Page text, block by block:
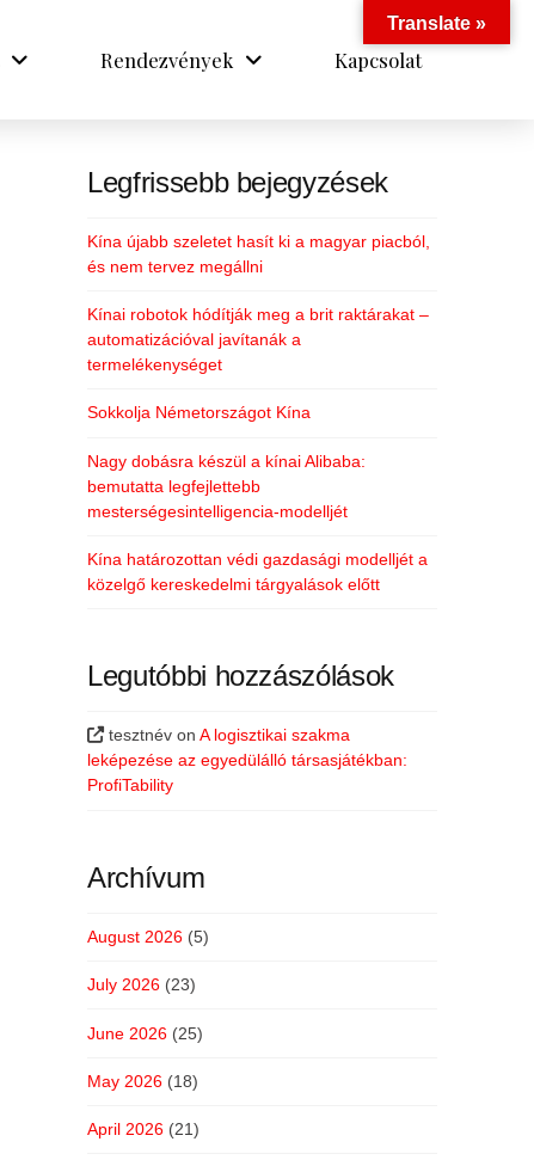
Rendezvények Kapcsolat
Legfrissebb bejegyzések
Kína újabb szeletet hasít ki a magyar piacból,
és nem tervez megállni
Kínai robotok hódítják meg a brit raktárakat –
automatizációval javítanák a
termelékenységet
Sokkolja Németországot Kína
Nagy dobásra készül a kínai Alibaba:
bemutatta legfejlettebb
mesterségesintelligencia-modelljét
Kína határozottan védi gazdasági modelljét a
közelgő kereskedelmi tárgyalások előtt
Legutóbbi hozzászólások
tesztnév onA logisztikai szakma
leképezése az egyedülálló társasjátékban:
ProfiTability
Archívum
August 2026 (5)
July 2026 (23)
June 2026 (25)
May 2026 (18)
April 2026 (21)
Translate »